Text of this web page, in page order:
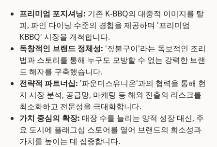
프리미엄 포지셔닝: 기존 K-BBQ의 대중적 이미지를 탈
피, 파인 다이닝 수준의 경험을 제공하며 '프리미엄
KBBQ' 시장을 개척합니다.
독창적인 브랜드 정체성: '짚불구이'라는 독보적인 조리
법과 스토리를 통해 누구도 모방할 수 없는 강력한 브랜
드 해자를 구축했습니다.
전략적 파트너십: '파운더스유니온'과의 협력을 통해 현
지 시장 분석, 공급망, 마케팅 등 해외 진출의 리스크를
최소화하고 전문성을 극대화합니다.
가치 중심의 확장: 매장 수를 늘리는 양적 성장 대신, 주
요 도시에 플래그십 스토어를 열어 브랜드의 희소성과
가치를 높이는 데 집중합니다.